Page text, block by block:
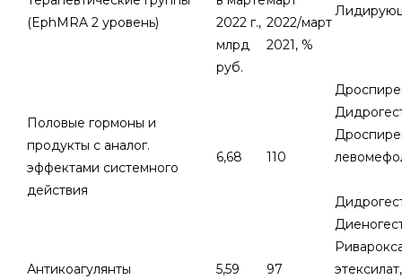
(EphMRA 2 уровень)
2022 г.,
млрд
руб.
2022/март
2021, %
Половые гормоны и
продукты с аналог.
эффектами системного
действия
6,68 110
Антикоагулянты 5,59 97